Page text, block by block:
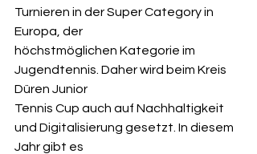
Turnieren in der Super Category in
Europa, der
höchstmöglichen Kategorie im
Jugendtennis. Daher wird beim Kreis
Düren Junior
Tennis Cup auch auf Nachhaltigkeit
und Digitalisierung gesetzt. In diesem
Jahr gibt es